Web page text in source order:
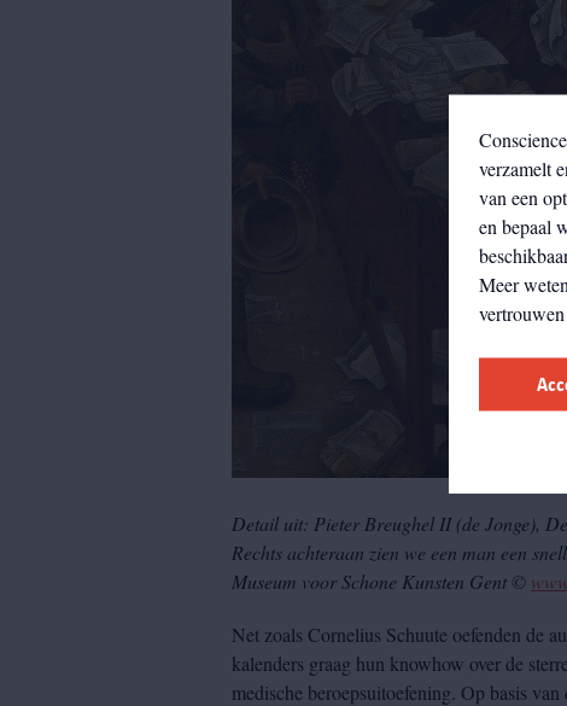
verzamelt
van een
en bepaal
Meer
Detail uit: Pieter Breughel II (de Jonge),
Rechts achteraan zien we een man een
Museum voor Schone Kunsten Gent ©
Net zoals Cornelius Schuute oefenden de
kalenders graag hun knowhow over de
medische beroepsuitoefening. Op basis